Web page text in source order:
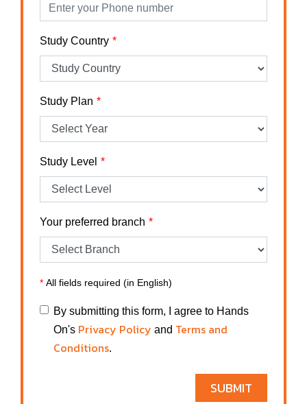
Study Country
Study Plan
Study Level
Your preferred branch
* All fields required (in English)
By submitting this form, I agree to Hands
On's Privacy Policy and Terms and
Conditions.
SUBMIT